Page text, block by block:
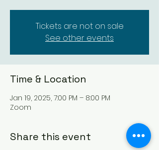
Tickets are not on sale
See other events
Time & Location
Jan 19, 2025, 7:00 PM – 8:00 PM
Zoom
Share this event